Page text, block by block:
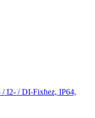
I2- / DI-Fixhez, IP64,